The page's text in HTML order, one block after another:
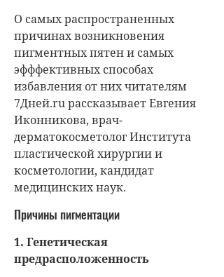
О самых распространенных
причинах возникновения
пигментных пятен и самых
эфффективных способах
избавления от них читателям
7Дней.ru рассказываетЕвгения
Иконникова, врач-
дерматокосметолог Института
пластической хирургии и
косметологии, кандидат
медицинских наук.
Причины пигментации
1. Генетическая
предрасположенность